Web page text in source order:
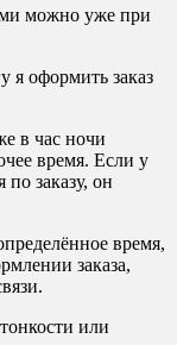
можно уже при
я оформить заказ
в час ночи
время. Если у
заказу, он
время,
заказа,
или